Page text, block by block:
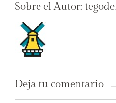
Sobre el Autor:
Deja tu comentario